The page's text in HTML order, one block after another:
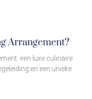
Arrangement?
een luxe culinaire
en een unieke